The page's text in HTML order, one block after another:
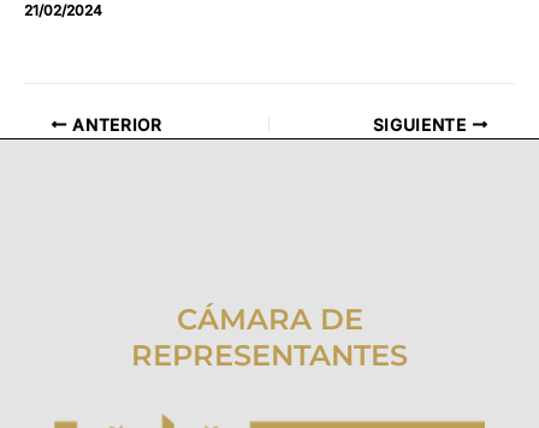
21/02/2024
ANTERIOR SIGUIENTE
CÁMARA DE
REPRESENTANTES